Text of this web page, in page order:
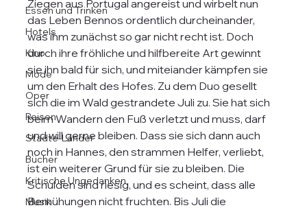
Essen und Trinken
Hotels
Kino
Mode
Oper
Reisen
Städte-Länder
Bücher
Kritische Ungedanken
Musik
Ziegen aus Portugal angereist und wirbelt nun
das Leben Bennos ordentlich durcheinander,
was ihm zunächst so gar nicht recht ist. Doch
durch ihre fröhliche und hilfbereite Art gewinnt
sie ihn bald für sich, und miteiander kämpfen sie
um den Erhalt des Hofes. Zu dem Duo gesellt
sich die im Wald gestrandete Juli zu. Sie hat sich
beim Wandern den Fuß verletzt und muss, darf
und will gerne bleiben. Dass sie sich dann auch
noch in Hannes, den strammen Helfer, verliebt,
ist ein weiterer Grund für sie zu bleiben. Die
Schulden sind riesig, und es scheint, dass alle
Bemühungen nicht fruchten. Bis Juli die